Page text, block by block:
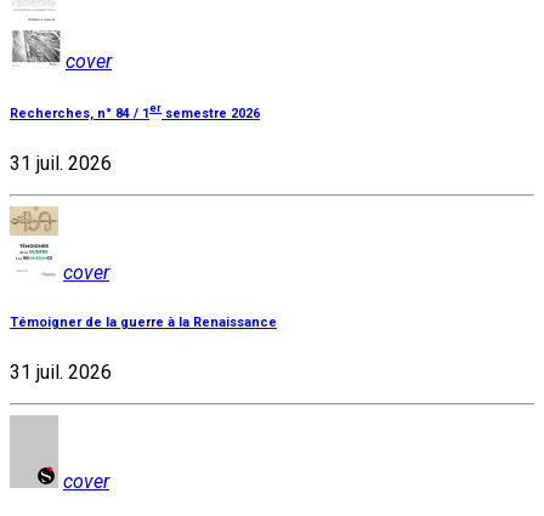
cover
Recherches, n° 84 / 1 er semestre 2026
31 juil. 2026
cover
Témoigner de la guerre à la Renaissance
31 juil. 2026
cover